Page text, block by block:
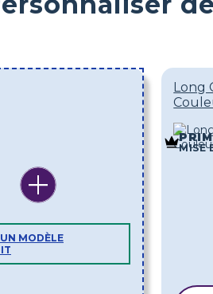
UN MODÈLE
Long
MISE